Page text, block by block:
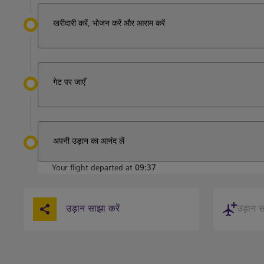
खरीदारी करें, भोजन करें और आराम करें
गेट पर जाएँ
अपनी उड़ान का आनंद लें
Your flight departed at 09:37
उड़ान साझा करें उड़ान